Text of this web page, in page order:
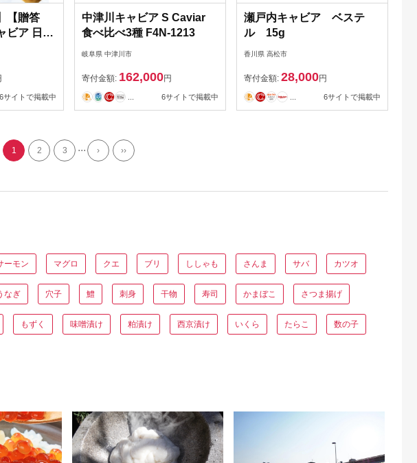
【贈答
ビア 日本
6サイトで掲載中
中津川キャビア S Caviar
食べ比べ3種 F4N-1213
岐阜県 中津川市
寄付金額: 162,000円
6サイトで掲載中
瀬戸内キャビア ベステ
ル 15g
香川県 高松市
寄付金額: 28,000円
6サイトで掲載中
1 2 3 ... › ››
ーモン マグロ クエ ブリ ししゃも さんま サバ カツオ
なぎ 穴子 鱧 刺身 干物 寿司 かまぼこ さつま揚げ
もずく 味噌漬け 粕漬け 西京漬け いくら たらこ 数の子